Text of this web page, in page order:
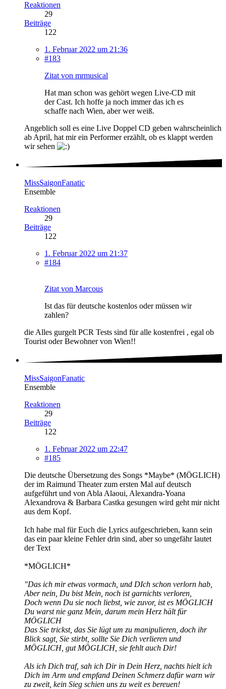
Reaktionen
29
Beiträge
122
1. Februar 2022 um 21:36
#183
Zitat von mrmusical
Hat man schon was gehört wegen Live-CD mit
der Cast. Ich hoffe ja noch immer das ich es
schaffe nach Wien, aber wer weiß.
Angeblich soll es eine Live Doppel CD geben wahrscheinlich
ab April, hat mir ein Performer erzählt, ob es klappt werden
wir sehen
MissSaigonFanatic
Ensemble
Reaktionen
29
Beiträge
122
1. Februar 2022 um 21:37
#184
Zitat von Marcous
Ist das für deutsche kostenlos oder müssen wir
zahlen?
die Alles gurgelt PCR Tests sind für alle kostenfrei , egal ob
Tourist oder Bewohner von Wien!!
MissSaigonFanatic
Ensemble
Reaktionen
29
Beiträge
122
1. Februar 2022 um 22:47
#185
Die deutsche Übersetzung des Songs *Maybe* (MÖGLICH)
der im Raimund Theater zum ersten Mal auf deutsch
aufgeführt und von Abla Alaoui, Alexandra-Yoana
Alexandrova & Barbara Castka gesungen wird geht mir nicht
aus dem Kopf.
Ich habe mal für Euch die Lyrics aufgeschrieben, kann sein
das ein paar kleine Fehler drin sind, aber so ungefähr lautet
der Text
*MÖGLICH*
"Das ich mir etwas vormach, und DIch schon verlorn hab,
Aber nein, Du bist Mein, noch ist garnichts verloren,
Doch wenn Du sie noch liebst, wie zuvor, ist es MÖGLICH
Du warst nie ganz Mein, darum mein Herz hält für
MÖGLICH
Das Sie trickst, das Sie lügt um zu manipulieren, doch ihr
Blick sagt, Sie stirbt, sollte Sie Dich verlieren und
MÖGLICH, gut MÖGLICH, sie fehlt auch Dir!
Als ich Dich traf, sah ich Dir in Dein Herz, nachts hielt ich
Dich im Arm und empfand Deinen Schmerz dafür warn wir
zu zweit, kein Sieg schien uns zu weit es bereuen!